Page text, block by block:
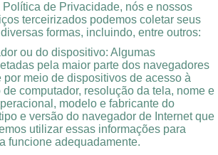
Política de Privacidade, nós e nossos
terceirizados podemos coletar seus
formas, incluindo, entre outros:
ou do dispositivo: Algumas
pela maior parte dos navegadores
por meio de dispositivos de acesso à
computador, resolução da tela, nome e
modelo e fabricante do
e versão do navegador de Internet que
utilizar essas informações para
funcione adequadamente.